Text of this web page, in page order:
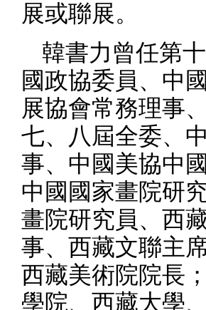
展或聯展。
韓書力曾任第
國政協委員、中
展協會常務理事
七、八屆全委、
事、中國美協中
中國國家畫院研
畫院研究員、西
事、西藏文聯主
西藏美術院院長
學院、西藏大學